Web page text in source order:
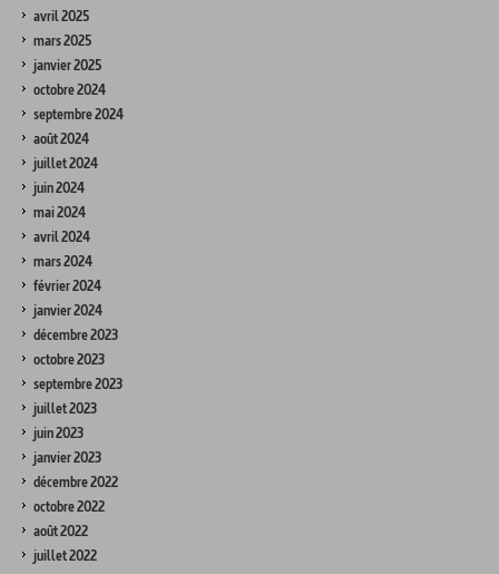
avril 2025
mars 2025
janvier 2025
octobre 2024
septembre 2024
août 2024
juillet 2024
juin 2024
mai 2024
avril 2024
mars 2024
février 2024
janvier 2024
décembre 2023
octobre 2023
septembre 2023
juillet 2023
juin 2023
janvier 2023
décembre 2022
octobre 2022
août 2022
juillet 2022